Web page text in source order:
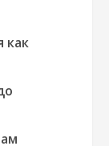
как